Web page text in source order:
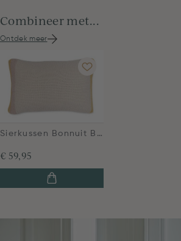
Combineer met...
Ontdek meer
Sierkussen Bonnuit Beige
€ 59,95